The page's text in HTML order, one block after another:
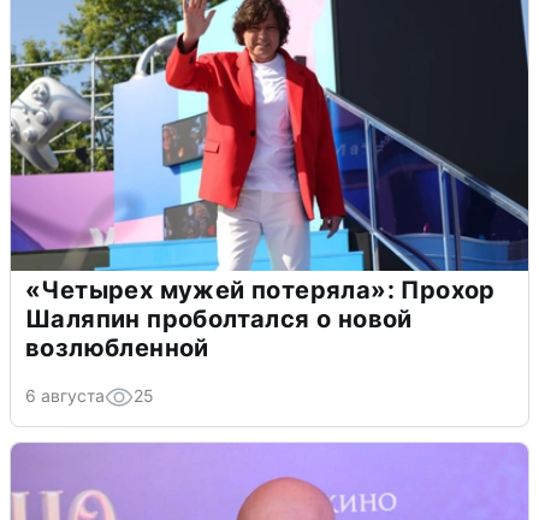
«Четырех мужей потеряла»: Прохор
Шаляпин проболтался о новой
возлюбленной
6 августа 25